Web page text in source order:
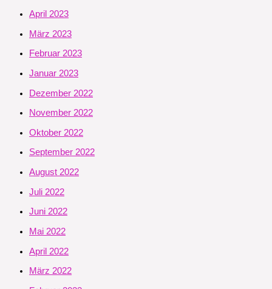
April 2023
März 2023
Februar 2023
Januar 2023
Dezember 2022
November 2022
Oktober 2022
September 2022
August 2022
Juli 2022
Juni 2022
Mai 2022
April 2022
März 2022